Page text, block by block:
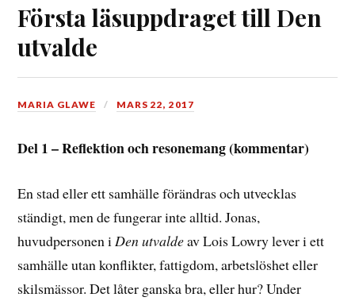
Första läsuppdraget till Den
utvalde
MARIA GLAWE MARS 22, 2017
Del 1 – Reflektion och resonemang (kommentar)
En stad eller ett samhälle förändras och utvecklas
ständigt, men de fungerar inte alltid. Jonas,
huvudpersonen i Den utvaldeav Lois Lowry lever i ett
samhälle utan konflikter, fattigdom, arbetslöshet eller
skilsmässor. Det låter ganska bra, eller hur? Under